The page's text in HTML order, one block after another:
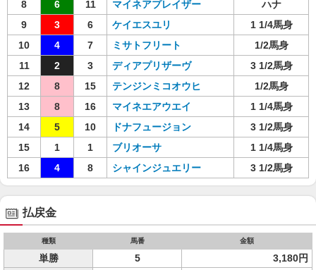
8
6 11 マイネアプレイザー
ハナ
9
3 6 ケイエスユリ
1 1/4馬身
10
4 7 ミサトフリート
1/2馬身
11
2 3 ディアプリザーヴ
3 1/2馬身
12
8 15 テンジンミコオウヒ
1/2馬身
13
8 16 マイネエアウエイ
1 1/4馬身
14
5 10 ドナフュージョン
3 1/2馬身
15
1 1 ブリオーサ
1 1/4馬身
16
4 8 シャインジュエリー 3 1/2馬身
払戻金
種類 馬番 金額
単勝 5 3,180円